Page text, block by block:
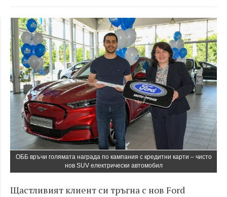
ОББ връчи голямата награда по кампания с кредитни карти – чисто
нов SUV електрически автомобил
Щастливият клиент си тръгна с нов Ford